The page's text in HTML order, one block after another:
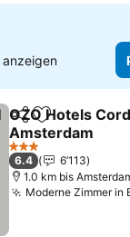
anzeigen
TeilenZu Favoriten
OZO Hotels
Amsterdam
Preise sehen
3 Sterne
6.4
6’113
1.0 km bis
Moderne Zimmer in